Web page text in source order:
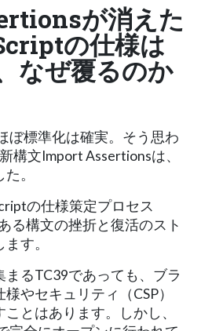
が消えた
の仕様は
なぜ覆るのか
ぼ標準化は確実。そう思わ
構文Import Assertionsは、
。
の仕様策定プロセス
る構文の挫折と復活のスト
す。
るTC39であっても、ブラ
やセキュリティ（CSP）
とはあります。しかし、